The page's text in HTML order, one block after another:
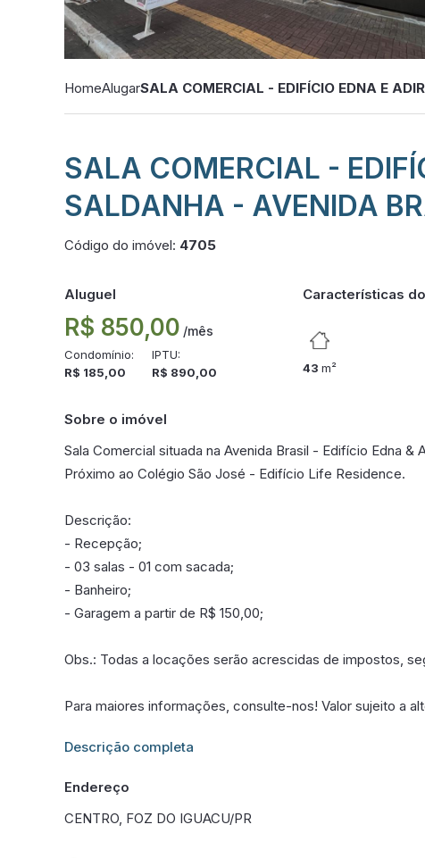
HomeAlugarSALA COMERCIAL - EDIFÍCIO EDNA E
SALA COMERCIAL -
SALDANHA - AVENIDA
Código do imóvel: 4705
Aluguel
R$ 850,00 /mês
Condomínio:
R$ 185,00
IPTU:
R$ 890,00
Características
43 m²
Sobre o imóvel
Sala Comercial situada na Avenida Brasil - Edifício Edna &
Próximo ao Colégio São José - Edifício Life Residence.
Descrição:
- Recepção;
- 03 salas - 01 com sacada;
- Banheiro;
- Garagem a partir de R$ 150,00;
Obs.: Todas a locações serão acrescidas de impostos,
Para maiores informações, consulte-nos! Valor sujeito a
Informações adicionais sobre este imóvel estarão
Descrição completa
Endereço
CENTRO, FOZ DO IGUACU/PR